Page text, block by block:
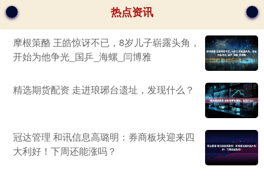
热点资讯
摩根策酪 王皓惊讶不已，8岁儿子崭露头角，
开始为他争光_国乒_海螺_闫博雅
精选期货配资 走进琅琊台遗址，发现什么？
冠达管理 和讯信息高璐明：券商板块迎来四
大利好！下周还能涨吗？